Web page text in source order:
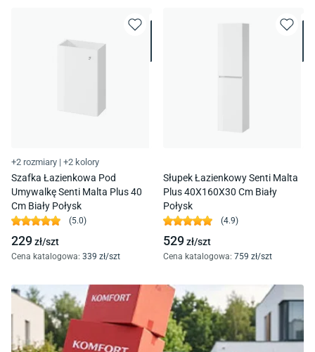
+2 rozmiary | +2 kolory
Szafka Łazienkowa Pod
Umywalkę Senti Malta Plus 40
Cm Biały Połysk
(5.0)
229zł/szt
Cena katalogowa: 339 zł/szt
Słupek Łazienkowy Senti Malta
Plus 40X160X30 Cm Biały
Połysk
(4.9)
529zł/szt
Cena katalogowa: 759 zł/szt